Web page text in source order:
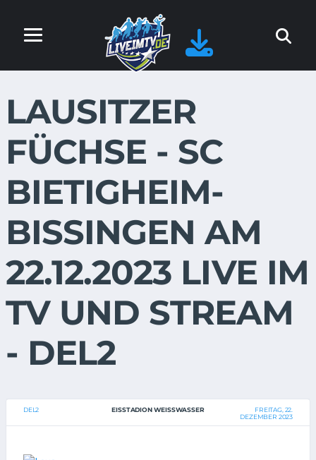
LAUSITZER
FÜCHSE - SC
BIETIGHEIM-
BISSINGEN AM
22.12.2023 LIVE IM
TV UND STREAM
- DEL2
DEL2 EISSTADION WEISSWASSER
FREITAG, 22.
DEZEMBER 2023